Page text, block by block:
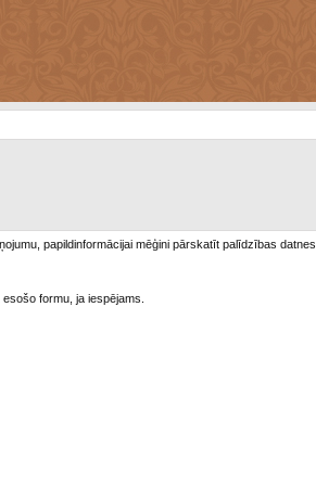
papildinformācijai mēģini pārskatīt palīdzības datnes.
formu, ja iespējams.